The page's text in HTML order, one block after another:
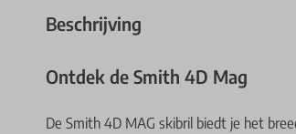
Beschrijving
Ontdek de Smith 4D Mag
De Smith 4D MAG skibril biedt je het